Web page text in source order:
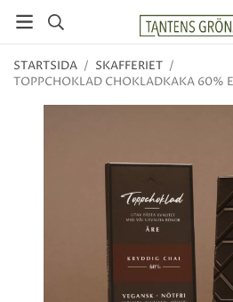
STARTSIDA / SKAFFERIET /
TOPPCHOKLAD CHOKLADKAKA 60%